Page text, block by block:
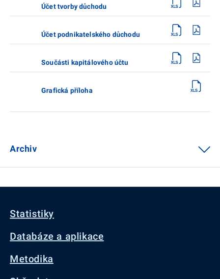
Účet tvorby důchodu
Účet podnikatelského důchodu
Součásti kapitálového účtu
Grafická příloha
Archiv
Statistiky
Databáze a aplikace
Metodika